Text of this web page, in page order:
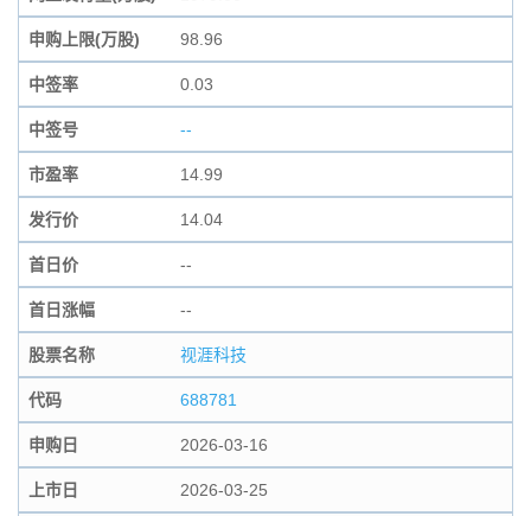
申购上限(万股) 98.96
中签率 0.03
中签号 --
市盈率 14.99
发行价 14.04
首日价 --
首日涨幅 --
股票名称 视涯科技
代码 688781
申购日 2026-03-16
上市日 2026-03-25